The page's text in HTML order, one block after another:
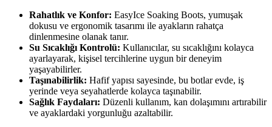
Rahatlık ve Konfor: EasyIce Soaking Boots, yumuşak
dokusu ve ergonomik tasarımı ile ayakların rahatça
dinlenmesine olanak tanır.
Su Sıcaklığı Kontrolü: Kullanıcılar, su sıcaklığını kolayca
ayarlayarak, kişisel tercihlerine uygun bir deneyim
yaşayabilirler.
Taşınabilirlik: Hafif yapısı sayesinde, bu botlar evde, iş
yerinde veya seyahatlerde kolayca taşınabilir.
Sağlık Faydaları: Düzenli kullanım, kan dolaşımını artırabilir
ve ayaklardaki yorgunluğu azaltabilir.